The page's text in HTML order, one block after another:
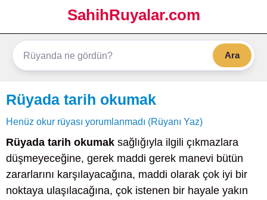
SahihRuyalar.com
Ara
Rüyada tarih okumak
Henüz okur rüyası yorumlanmadı (Rüyanı Yaz)
Rüyada tarih okumak sağlığıyla ilgili çıkmazlara
düşmeyeceğine, gerek maddi gerek manevi bütün
zararlarını karşılayacağına, maddi olarak çok iyi bir
noktaya ulaşılacağına, çok istenen bir hayale yakın